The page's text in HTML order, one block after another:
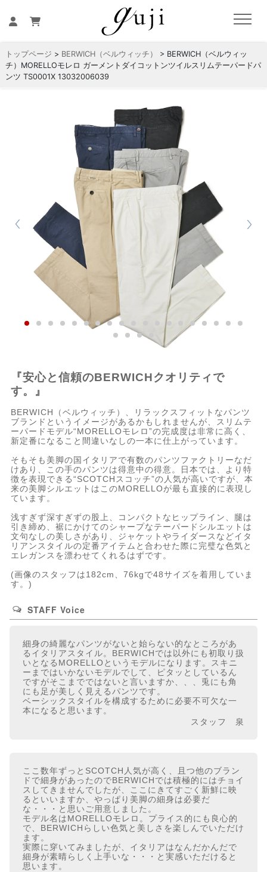
トップページ > BERWICH（ベルウィッチ）
> BERWICH（ベルウィッ
チ）MORELLOモレロ ガーメントダイコットンツイルスリムテーパードパ
ンツ TS0001X 13032006039
『安心と信頼のBERWICHクオリティで
す。』
BERWICH（ベルウィッチ）、リラックスフィットなパンツ
ブランドというイメージがあるかもしれませんが、スリムテ
ーパードモデル“MORELLOモレロ”の完成度は非常に高く、
新定番になること間違いなしの一本に仕上がっています。
そもそも美脚の国イタリアで有数のパンツファクトリーなだ
けあり、この手のパンツは得意中の得意。日本では、より特
徴を表現できる“SCOTCHスコッチ”の人気が高いですが、本
来の美脚シルエットはこのMORELLOが最も直接的に表現し
ています。
浅すぎず深すぎずの股上、コンパクトなヒップライン、腿は
引き締め、裾にかけてのシャープなテーパードシルエットは
文句なしの美しさがあり、ジャケットやライダースなどイタ
リアンスタイルの定番アイテムと合わせた際に完璧な色気と
エレガンスを漂わせてくれるはずです。
(画像のスタッフは182cm、76kgで48サイズを着用していま
す。)
STAFF Voice
細身の綺麗なパンツがないと始らない的なところがあ
るイタリアスタイル。BERWICHでは以外にも初取り扱
いとなるMORELLOというモデルになります。スキニ
ーまではいかないモデルでして、ピタッとしているん
ですがそこまでではないと言いますか、、、兎にも角
にも足が美しく見えるパンツです。
ベーシックスタイルを構成するために必要不可欠な一
本になると思います。
スタッフ 泉
ここ数年ずっとSCOTCH人気が高く、且つ他のブラン
ドで細身があったのでBERWICHでは積極的にはチョイ
スしてきませんでしたが、ここにきてすごく新鮮に映
るといいますか、やっぱり美脚の細身は必要だ
な・・・と思いご用意しました。
モデル名はMORELLOモレロ。プライス的にも良心的
で、BERWICHらしい色気と美しさを楽しんでいただけ
ます。
実際に穿いてみましたが、イタリアはなんだかんだで
細身が素晴らしく上手いな・・・と実感いただけると
思います。